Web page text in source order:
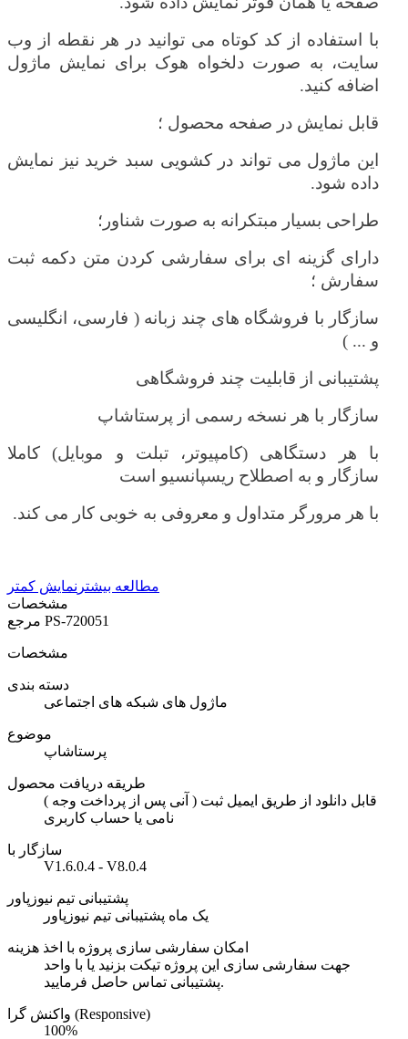
با استفاده از کد کوتاه می توانید در هر نقطه از وب
سایت، به صورت دلخواه هوک برای نمایش ماژول
اضافه کنید.
قابل نمایش در صفحه محصول ؛
این ماژول می تواند در کشویی سبد خرید نیز نمایش
داده شود.
طراحی بسیار مبتکرانه به صورت شناور؛
دارای گزینه ای برای سفارشی کردن متن دکمه ثبت
سفارش ؛
سازگار با فروشگاه های چند زبانه ( فارسی، انگلیسی
و ... )
پشتیبانی از قابلیت چند فروشگاهی
سازگار با هر نسخه رسمی از پرستاشاپ
با هر دستگاهی (کامپیوتر، تبلت و موبایل) کاملا
سازگار و به اصطلاح ریسپانسیو است
با هر مرورگر متداول و معروفی به خوبی کار می کند.
مطالعه بیشتر نمایش کمتر
مشخصات
PS-720051
مشخصات
دسته بندی
ماژول های شبکه های اجتماعی
موضوع
پرستاشاپ
طریقه دریافت محصول
( آنی پس از پرداخت وجه ) قابل دانلود از طریق ایمیل ثبت
نامی یا حساب کاربری
سازگار با
V1.6.0.4 - V8.0.4
پشتیبانی تیم نیوزپاور
یک ماه پشتیبانی تیم نیوزپاور
امکان سفارشی سازی پروژه با اخذ هزینه
جهت سفارشی سازی این پروژه تیکت بزنید یا با واحد
پشتیبانی تماس حاصل فرمایید.
واکنش گرا (Responsive)
100%